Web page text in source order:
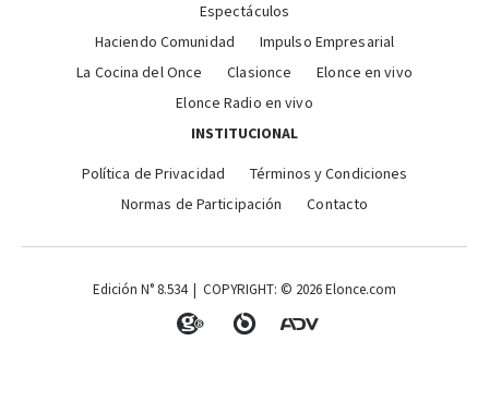
Espectáculos
Haciendo Comunidad
Impulso Empresarial
La Cocina del Once
Clasionce
Elonce en vivo
Elonce Radio en vivo
INSTITUCIONAL
Política de Privacidad
Términos y Condiciones
Normas de Participación
Contacto
Edición N° 8.534 | COPYRIGHT: © 2026 Elonce.com